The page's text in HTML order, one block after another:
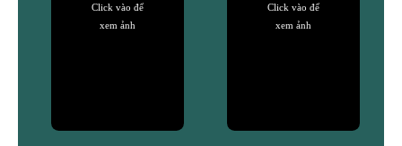
Click vào để
xem ảnh
Click vào để
xem ảnh